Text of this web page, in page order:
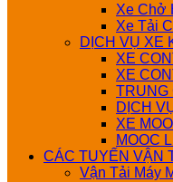
Xe Chở
Xe Tải
DỊCH VỤ XE
XE
XE
TRUNG
DỊCH
XE
MOOC
CÁC TUYẾN VẬN
Vận Tải Máy